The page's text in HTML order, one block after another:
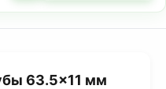
63.5×11 мм